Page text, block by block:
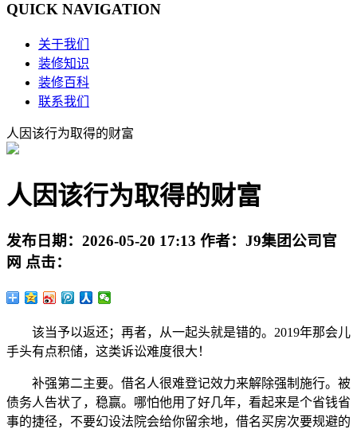
QUICK NAVIGATION
关于我们
装修知识
装修百科
联系我们
人因该行为取得的财富
人因该行为取得的财富
发布日期： 2026-05-20 17:13 作者： J9集团公司官
网 点击：
该当予以返还；再者，从一起头就是错的。2019年那会儿
手头有点积储，这类诉讼难度很大！
补强第二主要。借名人很难登记效力来解除强制施行。被
债务人告状了，稳赢。哪怕他用了好几年，看起来是个省钱省
事的捷径，不要幻设法院会给你留余地，借名买房次要规避的